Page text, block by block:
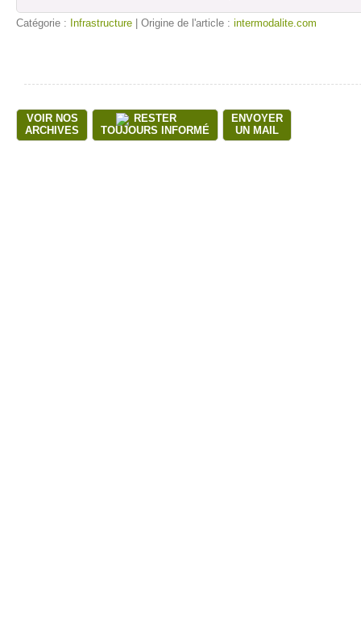
Catégorie : Infrastructure | Origine de l'article : intermodalite.com
VOIR NOS
ARCHIVES
RESTER
TOUJOURS INFORMÉ
ENVOYER
UN MAIL